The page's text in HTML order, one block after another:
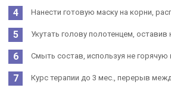
Нанести готовую маску на корни,
Укутать голову полотенцем, оставив
Смыть состав, используя не
Курс терапии до 3 мес., перерыв